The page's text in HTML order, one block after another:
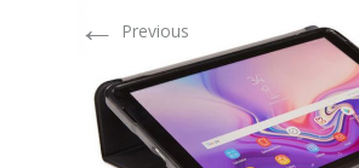
← Previous